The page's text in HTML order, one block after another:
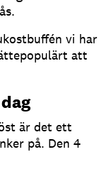
vi har
att
är det ett
på. Den 4